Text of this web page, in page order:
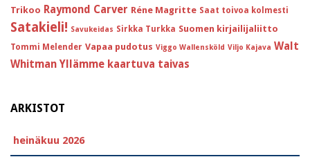
Trikoo Raymond Carver Réne Magritte Saat toivoa kolmesti
Satakieli! Savukeidas Sirkka Turkka Suomen kirjailijaliitto
Tommi Melender Vapaa pudotus Viggo Wallensköld Viljo Kajava Walt
Whitman Yllämme kaartuva taivas
ARKISTOT
heinäkuu 2026